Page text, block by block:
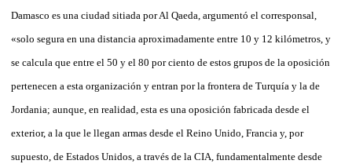
Damasco es una ciudad sitiada por Al Qaeda, argumentó el corresponsal,
«solo segura en una distancia aproximadamente entre 10 y 12 kilómetros, y
se calcula que entre el 50 y el 80 por ciento de estos grupos de la oposición
pertenecen a esta organización y entran por la frontera de Turquía y la de
Jordania; aunque, en realidad, esta es una oposición fabricada desde el
exterior, a la que le llegan armas desde el Reino Unido, Francia y, por
supuesto, de Estados Unidos, a través de la CIA, fundamentalmente desde